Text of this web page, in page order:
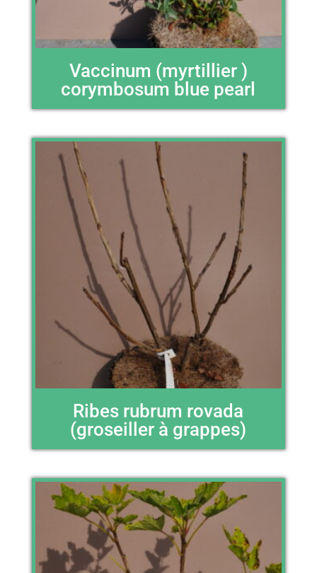
Vaccinum (myrtillier )
corymbosum blue pearl
Ribes rubrum rovada
(groseiller à grappes)